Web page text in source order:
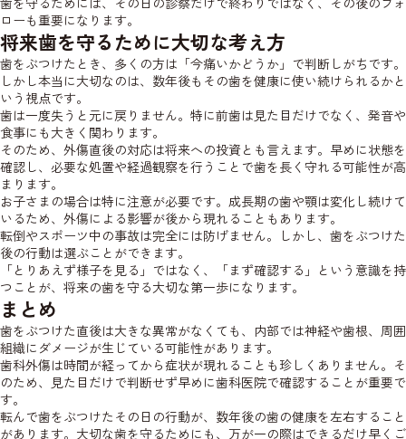
ローも重要になります。
将来歯を守るために大切な考え方
歯をぶつけたとき、多くの方は「今痛いかどうか」で判断しがちです。
しかし本当に大切なのは、数年後もその歯を健康に使い続けられるかと
いう視点です。
歯は一度失うと元に戻りません。特に前歯は見た目だけでなく、発音や
食事にも大きく関わります。
そのため、外傷直後の対応は将来への投資とも言えます。早めに状態を
確認し、必要な処置や経過観察を行うことで歯を長く守れる可能性が高
まります。
お子さまの場合は特に注意が必要です。成長期の歯や顎は変化し続けて
いるため、外傷による影響が後から現れることもあります。
転倒やスポーツ中の事故は完全には防げません。しかし、歯をぶつけた
後の行動は選ぶことができます。
「とりあえず様子を見る」ではなく、「まず確認する」という意識を持
つことが、将来の歯を守る大切な第一歩になります。
まとめ
歯をぶつけた直後は大きな異常がなくても、内部では神経や歯根、周囲
組織にダメージが生じている可能性があります。
歯科外傷は時間が経ってから症状が現れることも珍しくありません。そ
のため、見た目だけで判断せず早めに歯科医院で確認することが重要で
す。
転んで歯をぶつけたその日の行動が、数年後の歯の健康を左右すること
があります。大切な歯を守るためにも、万が一の際はできるだけ早くご